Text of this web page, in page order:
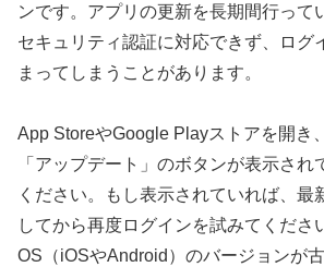
ンです。アプリの更新を長期間行って
セキュリティ認証に対応できず、ログ
まってしまうことがあります。
App StoreやGoogle Playストアを開き
「アップデート」のボタンが表示され
ください。もし表示されていれば、最
してから再度ログインを試みてくださ
OS（iOSやAndroid）のバージョンが